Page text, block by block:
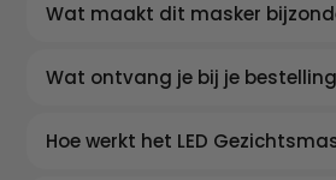
Wat maakt dit masker
Wat ontvang je bij je
Hoe werkt het LED